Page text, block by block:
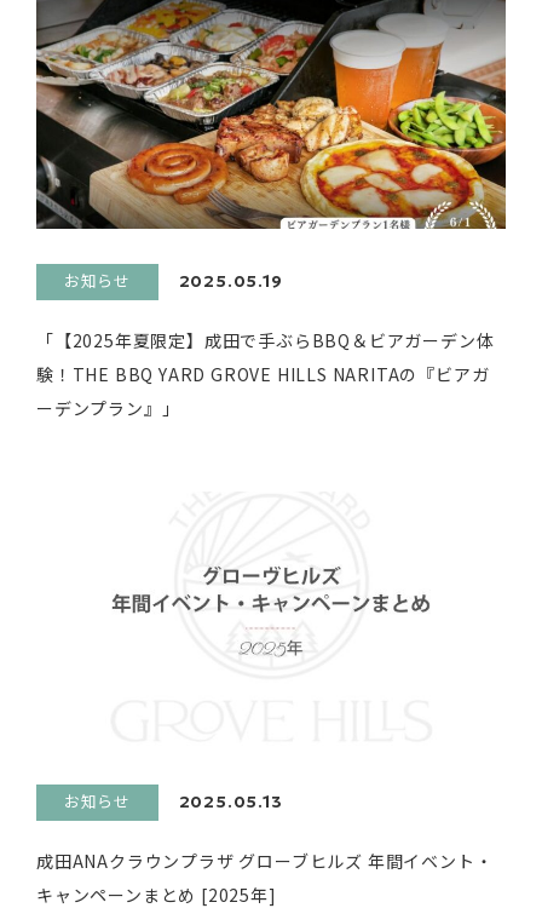
お知らせ 2025.05.19
「【2025年夏限定】成田で手ぶらBBQ＆ビアガーデン体
験！THE BBQ YARD GROVE HILLS NARITAの『ビアガ
ーデンプラン』」
お知らせ 2025.05.13
成田ANAクラウンプラザ グローブヒルズ 年間イベント・
キャンペーンまとめ [2025年]